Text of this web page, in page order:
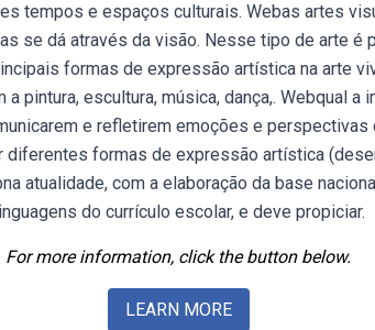
tempos e espaços culturais. Webas artes
se dá através da visão. Nesse tipo de arte é
formas de expressão artística na arte
pintura, escultura, música, dança,. Webqual
e refletirem emoções e
formas de expressão artística
atualidade, com a elaboração da base
do currículo escolar, e deve propiciar.
For more information, click the button below.
LEARN MORE